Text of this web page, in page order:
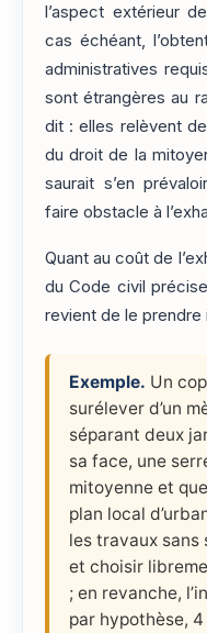
l’aspect extérieur
cas échéant,
administratives
sont étrangères au
dit : elles relèvent
du droit de la
saurait s’en
faire obstacle à
Quant au coût de
du Code civil
revient de le prendre
Exemple. Un
surélever d’un
séparant deux
sa face, une
mitoyenne et
plan local
les travaux sans
et choisir
; en revanche,
par hypothèse,